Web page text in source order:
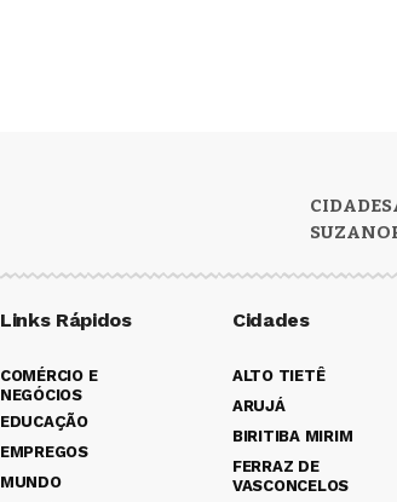
CIDADES
SUZANO
Links Rápidos
COMÉRCIO E
NEGÓCIOS
EDUCAÇÃO
EMPREGOS
MUNDO
Cidades
ALTO TIETÊ
ARUJÁ
BIRITIBA MIRIM
FERRAZ DE
VASCONCELOS